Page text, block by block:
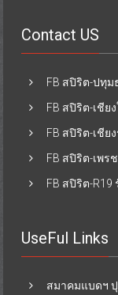
Contact US
FB สปิริต-ปทุม
FB สปิริต-เชีย
FB สปิริต-เชีย
FB สปิริต-เพร
FB สปิริต-R19
UseFul Links
สมาคมแบดฯ